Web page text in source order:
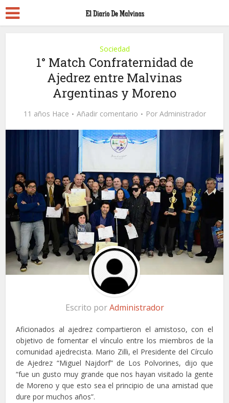
Sociedad
1° Match Confraternidad de
Ajedrez entre Malvinas
Argentinas y Moreno
11 años Hace Añadir comentario Por Administrador
Escrito porAdministrador
Aficionados al ajedrez compartieron el amistoso, con el
objetivo de fomentar el vínculo entre los miembros de la
comunidad ajedrecista. Mario Zilli, el Presidente del Círculo
de Ajedrez “Miguel Najdorf” de Los Polvorines, dijo que
“fue un gusto muy grande que nos hayan visitado la gente
de Moreno y que esto sea el principio de una amistad que
dure por muchos años”.